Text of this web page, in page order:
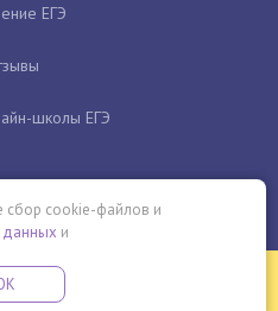
ЕГЭ
школы ЕГЭ
сбор cookie-файлов и
данных и